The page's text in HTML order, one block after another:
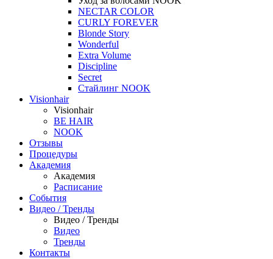
NECTAR COLOR
CURLY FOREVER
Blonde Story
Wonderful
Extra Volume
Discipline
Secret
Стайлинг NOOK
Visionhair
Visionhair
BE HAIR
NOOK
Отзывы
Процедуры
Академия
Академия
Расписание
События
Видео / Тренды
Видео / Тренды
Видео
Тренды
Контакты